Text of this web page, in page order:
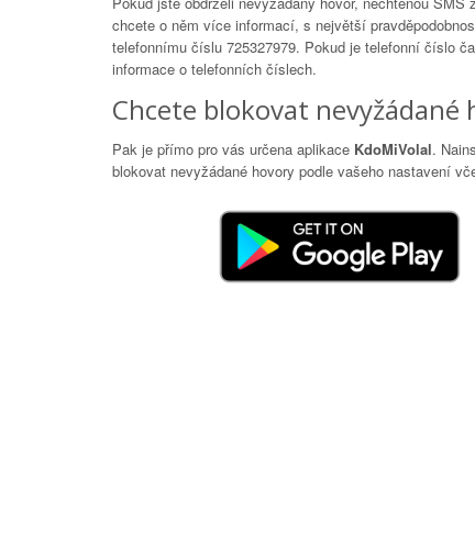
chcete o něm více informací, s největší
telefonnímu číslu 725327979. Pokud je telefonní číslo
informace o telefonních číslech.
Chcete blokovat nevyžádané
Pak je přímo pro vás určena aplikace KdoMiVolal.
blokovat nevyžádané hovory podle vašeho nastavení